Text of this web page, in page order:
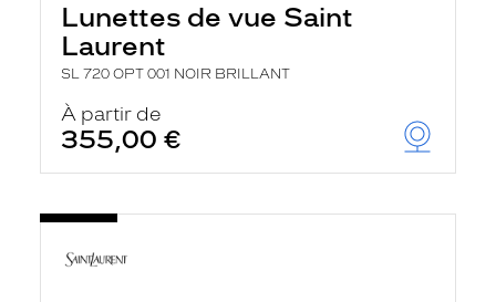
Lunettes de vue Saint
Laurent
SL 720 OPT 001 NOIR BRILLANT
À partir de
355,00 €